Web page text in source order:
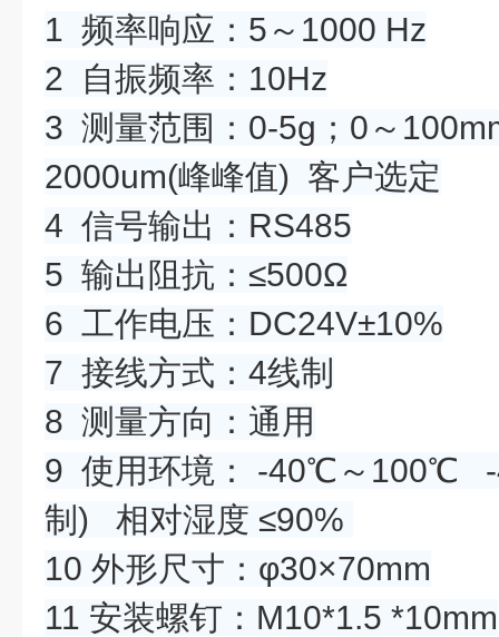
1 频率响应：5～1000 Hz
2 自振频率：10Hz
3 测量范围：0-5g；0～
2000um(峰峰值) 客户选定
4 信号输出：RS485
5 输出阻抗：≤500Ω
6 工作电压：DC24V±10%
7 接线方式：4线制
8 测量方向：通用
9 使用环境： -40℃～100℃
制) 相对湿度 ≤90%
10 外形尺寸：φ30×70mm
11 安装螺钉：M10*1.5 *10mm